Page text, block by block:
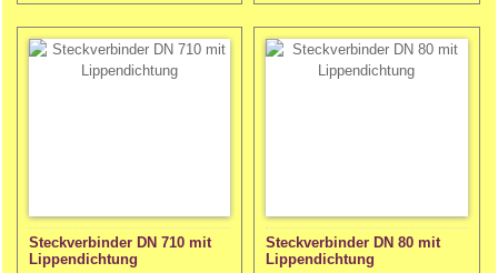
Steckverbinder DN 710 mit
Lippendichtung
Steckverbinder DN 80 mit
Lippendichtung